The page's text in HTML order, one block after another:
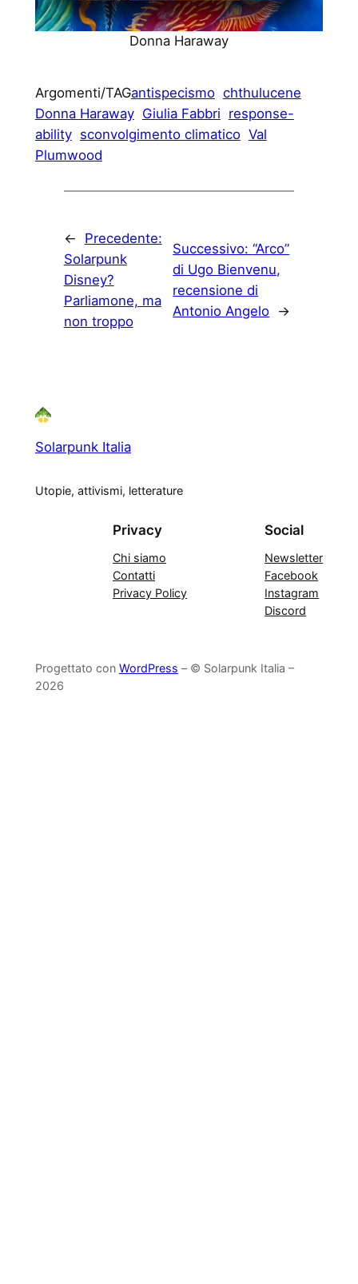
Donna Haraway
Argomenti/TAGantispecismo chthulucene
Donna Haraway Giulia Fabbri response-
ability sconvolgimento climatico Val
Plumwood
←
Precedente:
Solarpunk
Disney?
Parliamone, ma
non troppo
Successivo:“Arco”
di Ugo Bienvenu,
recensione di
Antonio Angelo →
Solarpunk Italia
Utopie, attivismi, letterature
Privacy
Chi siamo
Contatti
Privacy Policy
Social
Newsletter
Facebook
Instagram
Discord
Progettato con WordPress – © Solarpunk Italia –
2026